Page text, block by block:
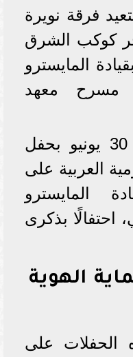
فرقة نويرة
كوكب الشرق
المايسترو
مسرح معهد
ويُختتم البرنامج يوم 30 يونيو بحفل
العربية على
المايسترو
بذكرى
الهوية
الحفلات على